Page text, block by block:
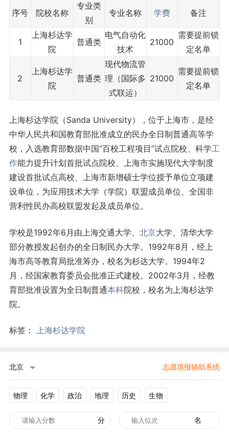
序号 院校名称
专业类
别
专业名称 学费 备注
1
上海杉达学
院
普通类
电气自动化
技术
21000
需要提前锁
定名单
2
上海杉达学
院
普通类
现代物流管
理（国际多
式联运）
21000
需要提前锁
定名单
上海杉达学院（Sanda University），位于上海市，是经
中华人民共和国教育部批准成立的民办全日制普通高等学
校，入选教育部数据中国“百校工程项目”试点院校、科学工
作能力提升计划首批试点院校、上海市实施现代大学制度
建设首批试点高校、上海市新增硕士学位授予单位立项建
设单位，为应用技术大学（学院）联盟成员单位、全国非
营利性民办高校联盟发起及成员单位。
学校是1992年6月由上海交通大学、 北京大学、清华大学
部分教授发起创办的全日制民办大学。1992年8月，经上
海市高等教育局批准筹办，校名为杉达大学。1994年2
月，经国家教育委员会批准正式建校。2002年3月，经教
育部批准设置为全日制普通本科院校，校名为上海杉达学
院。
标签： 上海杉达学院
北京 志愿填报辅助系统
物理 化学 政治 地理 历史 生物
分 名